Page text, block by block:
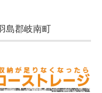
島郡岐南町